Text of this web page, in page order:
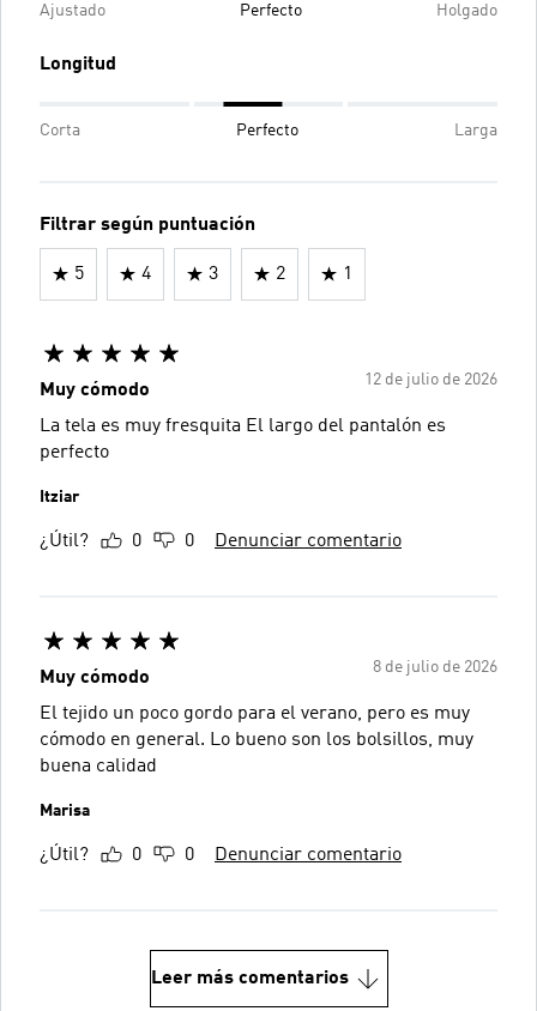
Ajustado Perfecto Holgado
Longitud
Corta Perfecto Larga
Filtrar según puntuación
5 4 3 2 1
12 de julio de 2026
Muy cómodo
La tela es muy fresquita El largo del pantalón es
perfecto
Itziar
¿Útil? 0 0 Denunciar comentario
8 de julio de 2026
Muy cómodo
El tejido un poco gordo para el verano, pero es muy
cómodo en general. Lo bueno son los bolsillos, muy
buena calidad
Marisa
¿Útil? 0 0 Denunciar comentario
Leer más comentarios